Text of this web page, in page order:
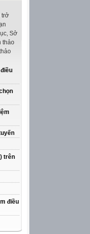
trở
Sở
thảo
trên
điều